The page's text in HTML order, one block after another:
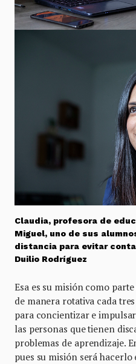
Claudia, profesora de
Miguel, uno de sus
distancia para evitar
Duilio Rodríguez
Esa es su misión como
de manera rotativa cada
para concientizar e
las personas que tienen
problemas de aprendizaje.
pues su misión será hacerlo